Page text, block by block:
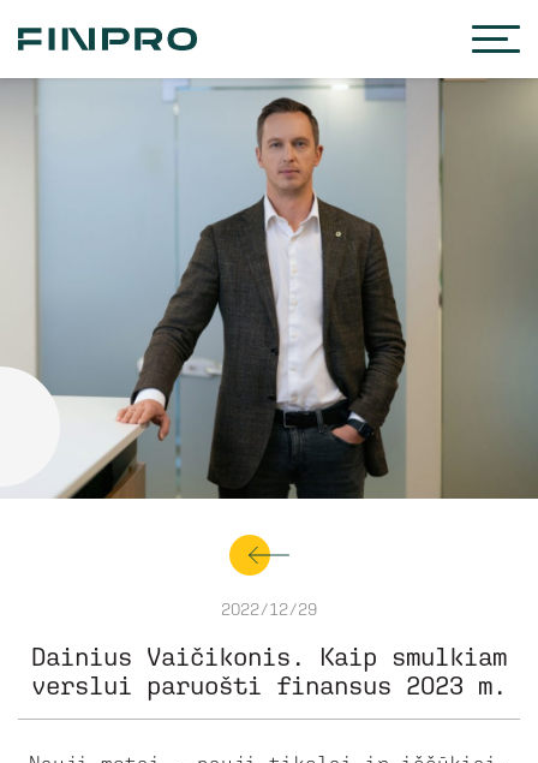
2022/12/29
Dainius Vaičikonis. Kaip smulkiam
verslui paruošti finansus 2023 m.